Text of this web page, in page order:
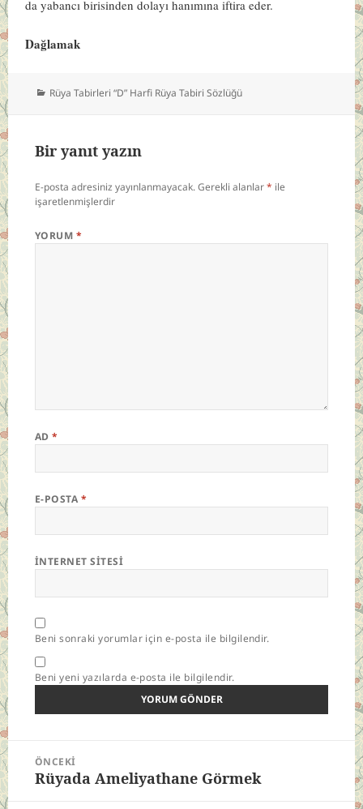
da yabancı birisinden dolayı hanımına iftira eder.
Dağlamak
Kategoriler
Rüya Tabirleri “D” Harfi Rüya Tabiri Sözlüğü
Bir yanıt yazın
E-posta adresiniz yayınlanmayacak.Gerekli alanlar* ile
işaretlenmişlerdir
YORUM *
AD*
E-POSTA *
İNTERNET SITESI
Beni sonraki yorumlar için e-posta ile bilgilendir.
Beni yeni yazılarda e-posta ile bilgilendir.
Yazı
gezinmesi
ÖNCEKI
Önceki
Rüyada Ameliyathane Görmek